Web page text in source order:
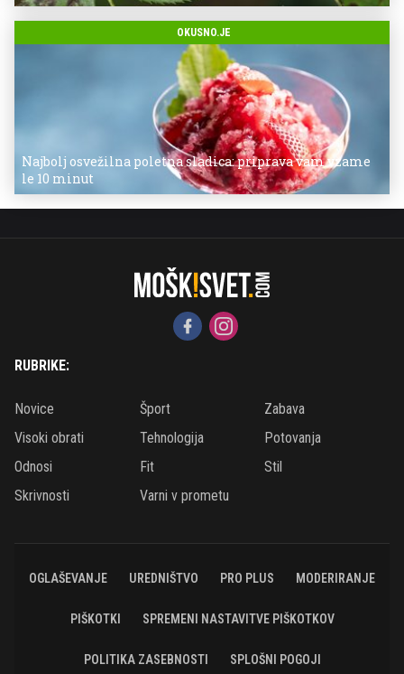
OKUSNO.JE
Najbolj osvežilna poletna sladica: priprava vam vzame
le 10 minut
RUBRIKE:
Novice Šport
Zabava
Visoki obrati
Tehnologija
Potovanja
Odnosi
Fit
Stil
Skrivnosti
Varni v prometu
OGLAŠEVANJE UREDNIŠTVO PRO PLUS MODERIRANJE
PIŠKOTKI SPREMENI NASTAVITVE PIŠKOTKOV
POLITIKA ZASEBNOSTI SPLOŠNI POGOJI